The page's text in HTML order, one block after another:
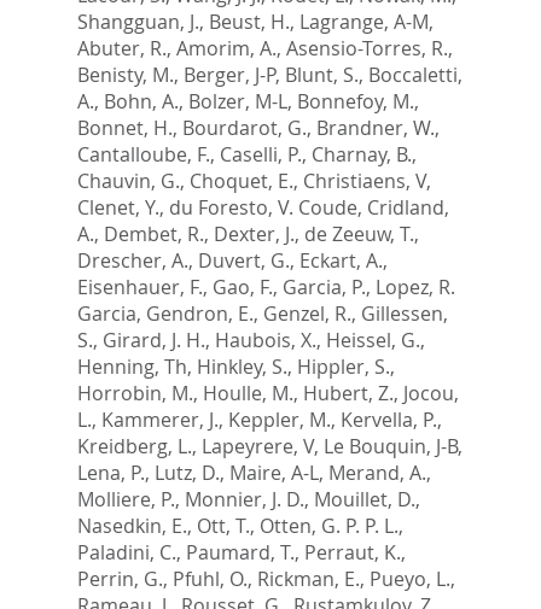
Shangguan, J., Beust, H., Lagrange, A-M,
Abuter, R., Amorim, A., Asensio-Torres, R.,
Benisty, M., Berger, J-P, Blunt, S., Boccaletti,
A., Bohn, A., Bolzer, M-L, Bonnefoy, M.,
Bonnet, H., Bourdarot, G., Brandner, W.,
Cantalloube, F., Caselli, P., Charnay, B.,
Chauvin, G., Choquet, E., Christiaens, V,
Clenet, Y., du Foresto, V. Coude, Cridland,
A., Dembet, R., Dexter, J., de Zeeuw, T.,
Drescher, A., Duvert, G., Eckart, A.,
Eisenhauer, F., Gao, F., Garcia, P., Lopez, R.
Garcia, Gendron, E., Genzel, R., Gillessen,
S., Girard, J. H., Haubois, X., Heissel, G.,
Henning, Th, Hinkley, S., Hippler, S.,
Horrobin, M., Houlle, M., Hubert, Z., Jocou,
L., Kammerer, J., Keppler, M., Kervella, P.,
Kreidberg, L., Lapeyrere, V, Le Bouquin, J-B,
Lena, P., Lutz, D., Maire, A-L, Merand, A.,
Molliere, P., Monnier, J. D., Mouillet, D.,
Nasedkin, E., Ott, T., Otten, G. P. P. L.,
Paladini, C., Paumard, T., Perraut, K.,
Perrin, G., Pfuhl, O., Rickman, E., Pueyo, L.,